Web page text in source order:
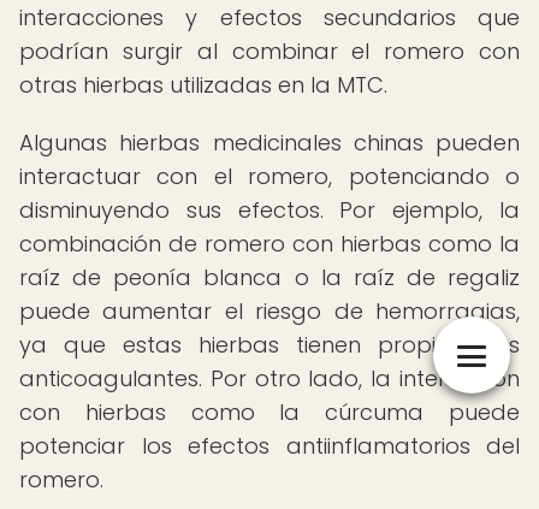
interacciones y efectos secundarios que
podrían surgir al combinar el romero con
otras hierbas utilizadas en la MTC.
Algunas hierbas medicinales chinas pueden
interactuar con el romero, potenciando o
disminuyendo sus efectos. Por ejemplo, la
combinación de romero con hierbas como la
raíz de peonía blanca o la raíz de regaliz
puede aumentar el riesgo de hemorragias,
ya que estas hierbas tienen propiedades
anticoagulantes. Por otro lado, la interacción
con hierbas como la cúrcuma puede
potenciar los efectos antiinflamatorios del
romero.